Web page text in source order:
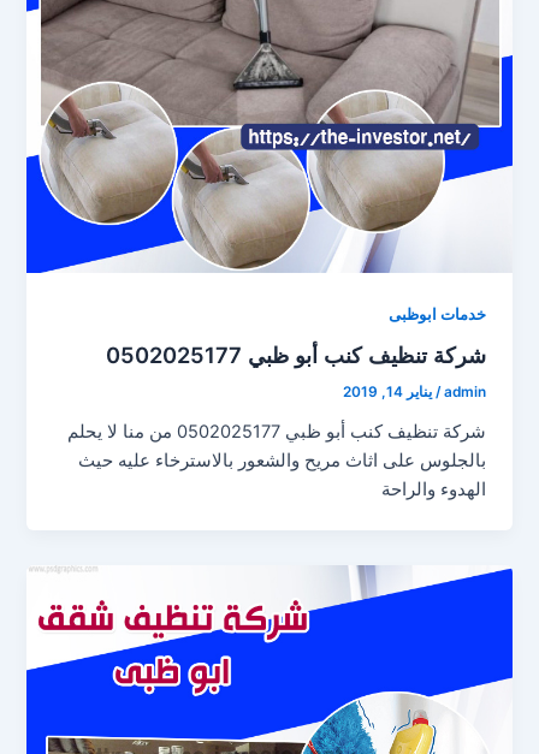
خدمات ابوظبى
شركة تنظيف كنب أبو ظبي 0502025177
admin
/يناير 14, 2019
شركة تنظيف كنب أبو ظبي 0502025177 من منا لا يحلم
بالجلوس على اثاث مريح والشعور بالاسترخاء عليه حيث
الهدوء والراحة